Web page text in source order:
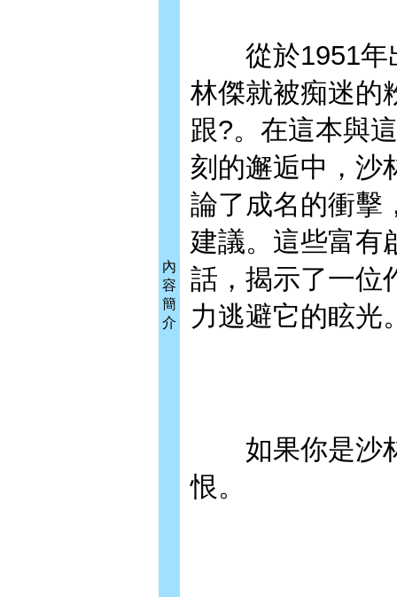
內
容
簡
介
從於1951年
林傑就被痴迷的
跟?。在這本與
刻的邂逅中，沙
論了成名的衝擊
建議。這些富有
話，揭示了一位
力逃避它的眩光
如果你是沙林
恨。